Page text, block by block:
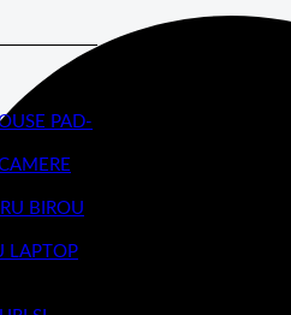
PAD-
BIROU
LAPTOP